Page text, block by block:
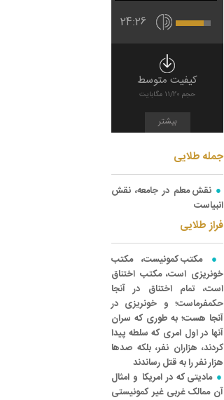
24:26
کیفیت متوسط
حجم 11/20 مگابایت
بیشتر
جمله طلایی
نقش معلم در جامعه، نقش
انبیاست
فراز طلایی
مکتب کمونیست، مکتب
خونریزی است، مکتب اختناق
است، تمام اختناق در آنجا
حکمفرماست؛ و خونریزی در
آنجا هست؛ به طوری که سران
آنها در اول امری که سلطه پیدا
کردند، هزاران نفر، بلکه صدها
هزار نفر را به قتل رساندند
مادیتی که در امریکا و امثال
آن ممالک غربی غیر کمونیستی